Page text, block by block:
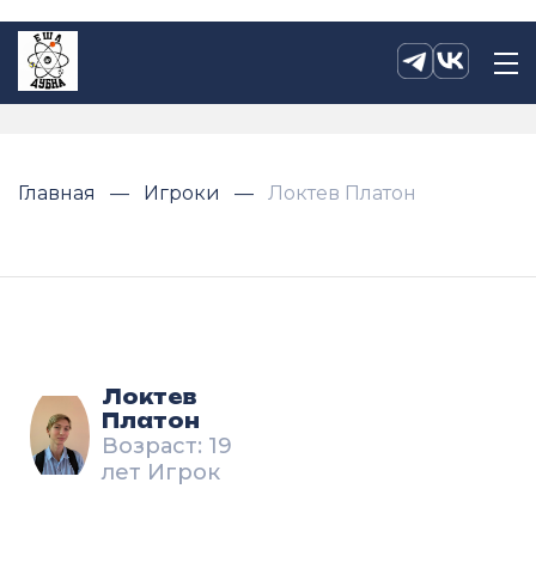
Главная Игроки Локтев Платон
Локтев
Платон
Возраст: 19
лет Игрок